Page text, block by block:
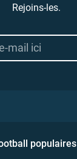
Rejoins-les.
populaires